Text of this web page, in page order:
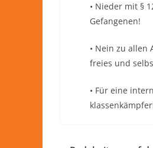
• Nieder mit §
Gefangenen!
• Nein zu allen
freies und
• Für eine